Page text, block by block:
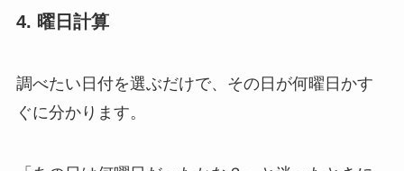
4. 曜日計算
調べたい日付を選ぶだけで、その日が何曜日かす
ぐに分かります。